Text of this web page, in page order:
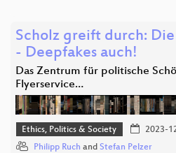
Scholz greift durch:
- Deepfakes auch!
Das Zentrum für politische
Flyerservice…
Ethics, Politics & Society 2023-
Philipp Ruch and Stefan Pelzer